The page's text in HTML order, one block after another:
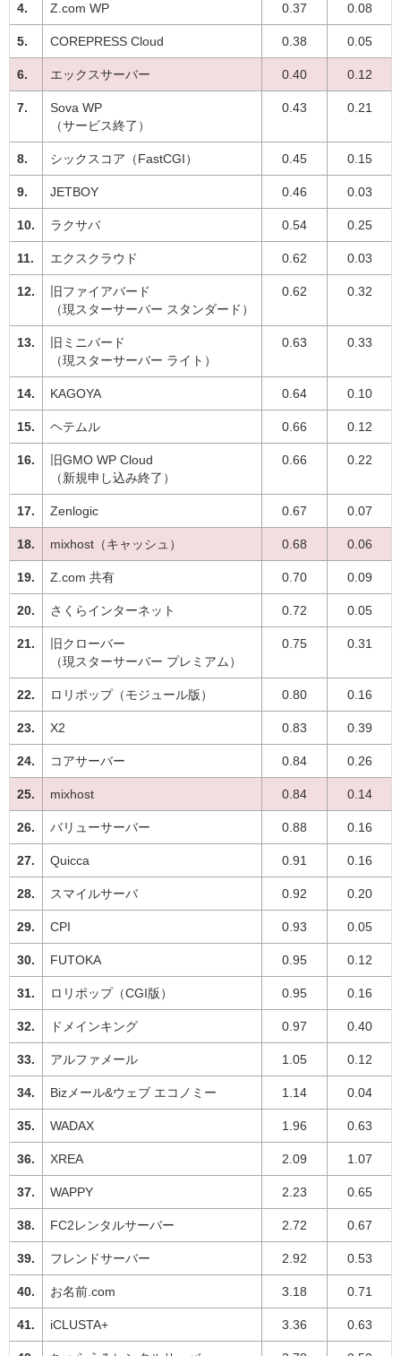
Z.com WP 0.37 0.08
COREPRESS Cloud 0.38 0.05
エックスサーバー 0.40 0.12
Sova WP
（サービス終了）
0.43 0.21
シックスコア（FastCGI） 0.45 0.15
JETBOY 0.46 0.03
ラクサバ 0.54 0.25
エクスクラウド 0.62 0.03
旧ファイアバード
（現スターサーバー スタンダード）
0.62 0.32
旧ミニバード
（現スターサーバー ライト）
0.63 0.33
KAGOYA 0.64 0.10
ヘテムル 0.66 0.12
旧GMO WP Cloud
（新規申し込み終了）
0.66 0.22
Zenlogic 0.67 0.07
mixhost（キャッシュ） 0.68 0.06
Z.com 共有 0.70 0.09
さくらインターネット 0.72 0.05
旧クローバー
（現スターサーバー プレミアム）
0.75 0.31
ロリポップ（モジュール版） 0.80 0.16
X2 0.83 0.39
コアサーバー 0.84 0.26
mixhost 0.84 0.14
バリューサーバー 0.88 0.16
Quicca 0.91 0.16
スマイルサーバ 0.92 0.20
CPI 0.93 0.05
FUTOKA 0.95 0.12
ロリポップ（CGI版） 0.95 0.16
ドメインキング 0.97 0.40
アルファメール 1.05 0.12
Bizメール&ウェブ エコノミー 1.14 0.04
WADAX 1.96 0.63
XREA 2.09 1.07
WAPPY 2.23 0.65
FC2レンタルサーバー 2.72 0.67
フレンドサーバー 2.92 0.53
お名前.com 3.18 0.71
iCLUSTA+ 3.36 0.63